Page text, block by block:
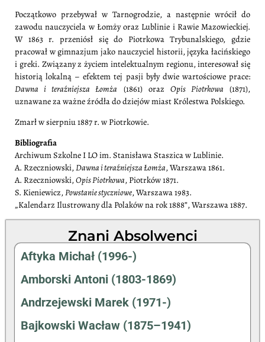
Początkowo przebywał w Tarnogrodzie, a następnie wrócił do
zawodu nauczyciela w Łomży oraz Lublinie i Rawie Mazowieckiej.
W 1863 r. przeniósł się do Piotrkowa Trybunalskiego, gdzie
pracował w gimnazjum jako nauczyciel historii, języka łacińskiego
i greki. Związany z życiem intelektualnym regionu, interesował się
historią lokalną – efektem tej pasji były dwie wartościowe prace:
Dawna i teraźniejsza Łomża (1861) oraz Opis Piotrkowa(1871),
uznawane za ważne źródła do dziejów miast Królestwa Polskiego.
Zmarł w sierpniu 1887 r. w Piotrkowie.
Bibliografia
Archiwum Szkolne I LO im. Stanisława Staszica w Lublinie.
A. Rzeczniowski,Dawna i teraźniejsza Łomża, Warszawa 1861.
A. Rzeczniowski,Opis Piotrkowa, Piotrków 1871.
S. Kieniewicz,Powstanie styczniowe, Warszawa 1983.
„Kalendarz Ilustrowany dla Polaków na rok 1888”, Warszawa 1887.
Znani Absolwenci
Aftyka Michał (1996-)
Amborski Antoni (1803-1869)
Andrzejewski Marek (1971-)
Bajkowski Wacław (1875–1941)